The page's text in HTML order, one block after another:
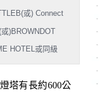
或) Connect
)BROWNDOT
HOTEL或同級
塔有長約600公